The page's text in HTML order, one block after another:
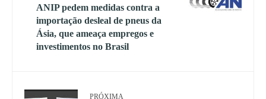
ANIP pedem medidas contra a
importação desleal de pneus da
Ásia, que ameaça empregos e
investimentos no Brasil
PRÓXIMA